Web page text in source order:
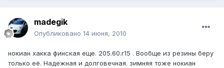
madegik
Опубликовано 14 июня, 2010
нокиан хакка финская еще. 205.60.r15 . Вообще из резины беру
только её. Надежная и долговечная. зимняя тоже нокиан